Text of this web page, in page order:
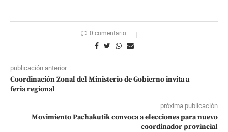
0 comentario
publicación anterior
Coordinación Zonal del Ministerio de Gobierno invita a
feria regional
próxima publicación
Movimiento Pachakutik convoca a elecciones para nuevo
coordinador provincial